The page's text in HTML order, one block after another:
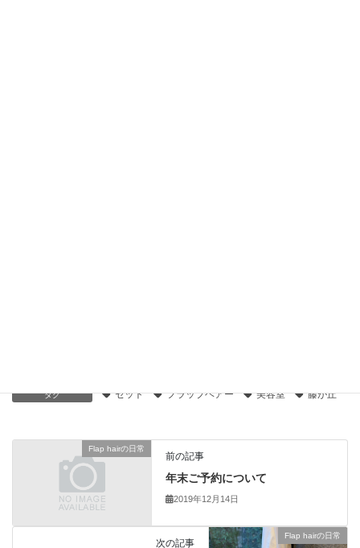
タグ セット フラップヘアー 美容室 藤が丘
Flap hairの日常
前の記事
年末ご予約について
2019年12月14日
Flap hairの日常
次の記事